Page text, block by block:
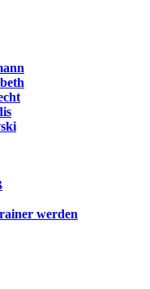
werden